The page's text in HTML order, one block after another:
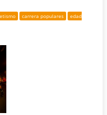
carrera populares
edad